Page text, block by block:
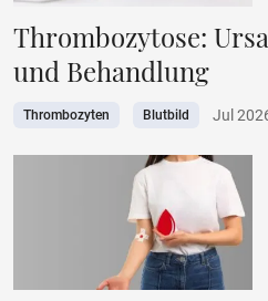
Thrombozytose:
und Behandlung
Thrombozyten Blutbild Jul